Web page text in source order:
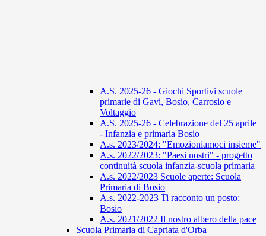
A.S. 2025-26 - Giochi Sportivi scuole
primarie di Gavi, Bosio, Carrosio e
Voltaggio
A.S. 2025-26 - Celebrazione del 25 aprile
- Infanzia e primaria Bosio
A.s. 2023/2024: "Emozioniamoci insieme"
A.s. 2022/2023: "Paesi nostri" - progetto
continuità scuola infanzia-scuola primaria
A.s. 2022/2023 Scuole aperte: Scuola
Primaria di Bosio
A.s. 2022-2023 Ti racconto un posto:
Bosio
A.s. 2021/2022 Il nostro albero della pace
Scuola Primaria di Capriata d'Orba